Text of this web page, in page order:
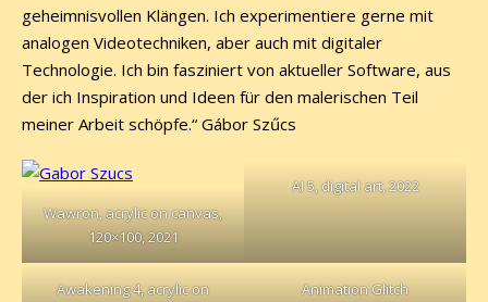
geheimnisvollen Klängen. Ich experimentiere gerne mit
analogen Videotechniken, aber auch mit digitaler
Technologie. Ich bin fasziniert von aktueller Software, aus
der ich Inspiration und Ideen für den malerischen Teil
meiner Arbeit schöpfe.“ Gábor Szűcs
Wawron, acrylic on canvas,
120×100, 2021
AI 5, digital art, 2022
Awakening 4, acrylic on
Animation Glitch